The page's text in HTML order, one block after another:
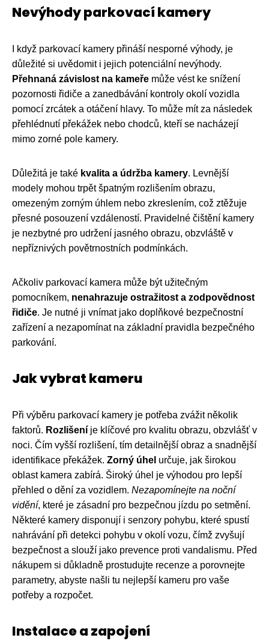
Nevýhody parkovací kamery
I když parkovací kamery přináší nesporné výhody, je
důležité si uvědomit i jejich potenciální nevýhody.
Přehnaná závislost na kameře může vést ke snížení
pozornosti řidiče a zanedbávání kontroly okolí vozidla
pomocí zrcátek a otáčení hlavy. To může mít za následek
přehlédnutí překážek nebo chodců, kteří se nacházejí
mimo zorné pole kamery.
Důležitá je také kvalita a údržba kamery. Levnější
modely mohou trpět špatným rozlišením obrazu,
omezeným zorným úhlem nebo zkreslením, což ztěžuje
přesné posouzení vzdáleností. Pravidelné čištění kamery
je nezbytné pro udržení jasného obrazu, obzvláště v
nepříznivých povětrnostních podmínkách.
Ačkoliv parkovací kamera může být užitečným
pomocníkem, nenahrazuje ostražitost a zodpovědnost
řidiče. Je nutné ji vnímat jako doplňkové bezpečnostní
zařízení a nezapomínat na základní pravidla bezpečného
parkování.
Jak vybrat kameru
Při výběru parkovací kamery je potřeba zvážit několik
faktorů. Rozlišení je klíčové pro kvalitu obrazu, obzvlášť v
noci. Čím vyšší rozlišení, tím detailnější obraz a snadnější
identifikace překážek. Zorný úhel určuje, jak širokou
oblast kamera zabírá. Široký úhel je výhodou pro lepší
přehled o dění za vozidlem. Nezapomínejte na noční
vidění, které je zásadní pro bezpečnou jízdu po setmění.
Některé kamery disponují i ​​senzory pohybu, které spustí
nahrávání při detekci pohybu v okolí vozu, čímž zvyšují
bezpečnost a slouží jako prevence proti vandalismu. Před
nákupem si důkladně prostudujte recenze a porovnejte
parametry, abyste našli tu nejlepší kameru pro vaše
potřeby a rozpočet.
Instalace a zapojení